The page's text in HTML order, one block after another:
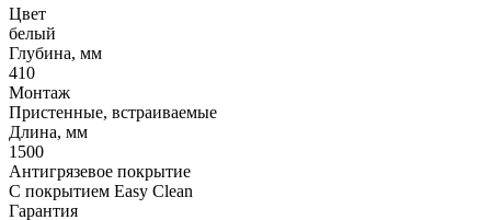
Цвет
белый
Глубина, мм
410
Монтаж
Пристенные, встраиваемые
Длина, мм
1500
Антигрязевое покрытие
С покрытием Easy Clean
Гарантия